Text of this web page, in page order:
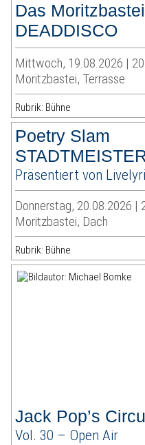
Das
DEADDISCO
Mittwoch, 19.08.2026 |
Moritzbastei, Terrasse
Rubrik: Bühne
Poetry Slam
Präsentiert von
Donnerstag, 20.08.2026 |
Moritzbastei, Dach
Rubrik: Bühne
Jack Pop’s
Vol. 30 – Open Air